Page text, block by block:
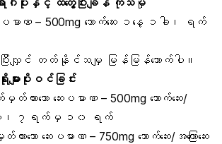
ရောဂါပိုးနှင့် ထိတွေ့ပြီးချိန် ကုသမ
ပမာဏ – 500mg သောက်ဆေး ၁နေ့ ၁ခါ၊ ရက်
ြီးလျှင် တတ်နိုင်သမျှ မြန်မြန်သောက်ပါ။
များပိုးဝင်ခြင်း
ထားသော ဆေးပမာဏ – 500mg သောက်ဆေး/
၁ခါ၊ ၇ရက်မှ ၁၀ ရက်
သော ဆေးပမာဏ – 750mg သောက်ဆေး/အကြောဆေး